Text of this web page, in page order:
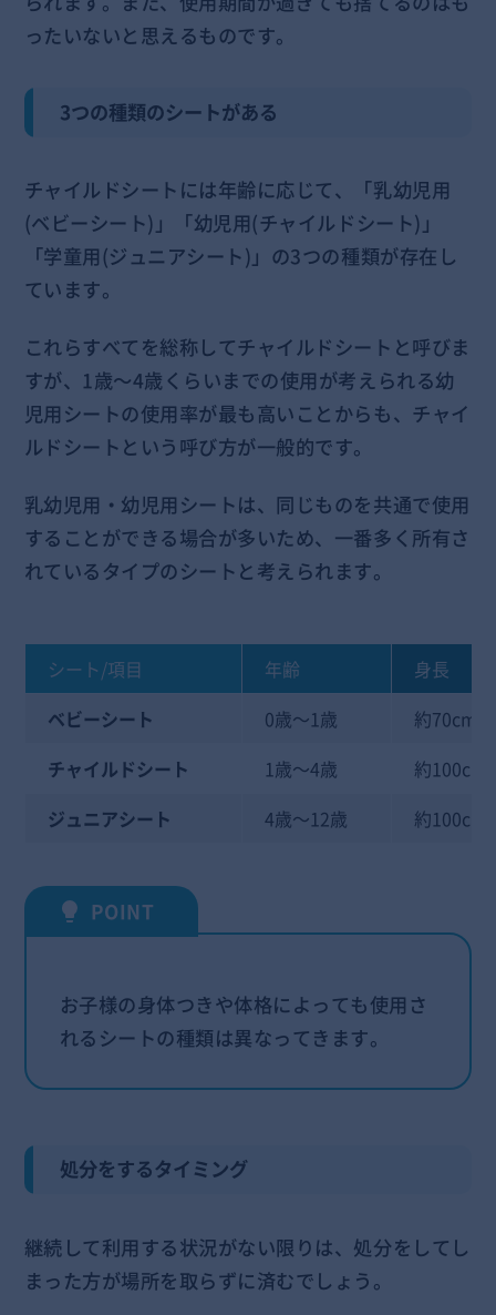
ったいないと思えるものです。
3つの種類のシートがある
チャイルドシートには年齢に応じて、「乳幼児用
(ベビーシート)」「幼児用(チャイルドシート)」
「学童用(ジュニアシート)」の3つの種類が存在し
ています。
これらすべてを総称してチャイルドシートと呼びま
すが、1歳～4歳くらいまでの使用が考えられる幼
児用シートの使用率が最も高いことからも、チャイ
ルドシートという呼び方が一般的です。
乳幼児用・幼児用シートは、同じものを共通で使用
することができる場合が多いため、一番多く所有さ
れているタイプのシートと考えられます。
シート/項目 年齢
身長
ベビーシート
0歳～1歳
約70cm
チャイルドシート
1歳～4歳
約100cm
ジュニアシート
4歳～12歳 約100cm
お子様の身体つきや体格によっても使用さ
れるシートの種類は異なってきます。
処分をするタイミング
継続して利用する状況がない限りは、処分をしてし
まった方が場所を取らずに済むでしょう。